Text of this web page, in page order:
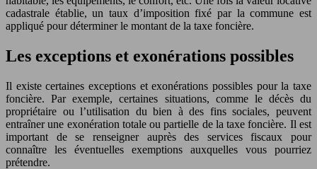
cadastrale établie, un taux d’imposition fixé par la commune est
appliqué pour déterminer le montant de la taxe foncière.
Les exceptions et exonérations possibles
Il existe certaines exceptions et exonérations possibles pour la taxe
foncière. Par exemple, certaines situations, comme le décès du
propriétaire ou l’utilisation du bien à des fins sociales, peuvent
entraîner une exonération totale ou partielle de la taxe foncière. Il est
important de se renseigner auprès des services fiscaux pour
connaître les éventuelles exemptions auxquelles vous pourriez
prétendre.